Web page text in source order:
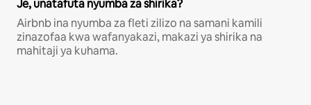
Je, unatafuta nyumba za shirika?
Airbnb ina nyumba za fleti zilizo na samani kamili
zinazofaa kwa wafanyakazi, makazi ya shirika na
mahitaji ya kuhama.